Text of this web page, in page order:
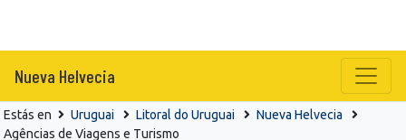
Nueva Helvecia
Estás en Uruguai Litoral do Uruguai
Nueva Helvecia
Agências de Viagens e Turismo